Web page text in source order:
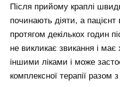
Після прийому краплі
починають діяти, а
протягом декількох годин
не викликає звикання і має
іншими ліками і може
комплексної терапії разом